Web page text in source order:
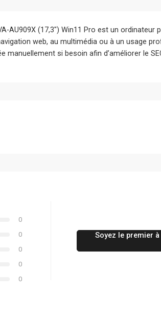
AU909X (17,3″) Win11 Pro est un
web, au multimédia ou à un usage
manuellement si besoin afin d’améliorer le
0
0
0
0
0
Soyez le premier